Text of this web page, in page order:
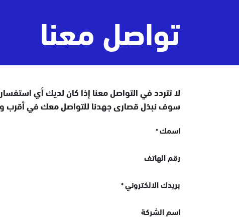
تواصل معنا
لا تتردد في التواصل معنا إذا كان لديك أي
سوف نبذل قصارى جهدنا للتواصل معك في
اسمك*
رقم الهاتف
بريدك الالكتروني*
اسم الشركة